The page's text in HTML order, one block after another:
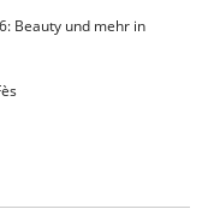
Beauty und mehr in